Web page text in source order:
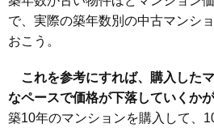
で、実際の築年数別の中古マンシ
おこう。
これを参考にすれば、購入した
なペースで価格が下落していくか
築10年のマンションを購入して、